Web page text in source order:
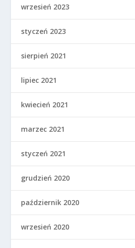
wrzesień 2023
styczeń 2023
sierpień 2021
lipiec 2021
kwiecień 2021
marzec 2021
styczeń 2021
grudzień 2020
październik 2020
wrzesień 2020